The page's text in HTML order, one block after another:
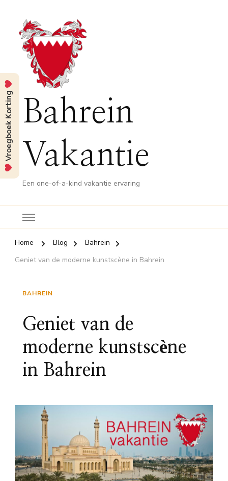
Bahrein
Vakantie
Een one-of-a-kind vakantie ervaring
Home Blog
Bahrein
Geniet van de moderne kunstscène in Bahrein
BAHREIN
Geniet van de
moderne kunstscène
in Bahrein
Vroegboek Korting